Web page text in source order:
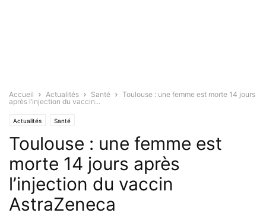
Accueil Actualités Santé
Toulouse : une femme est morte 14 jours
après l’injection du vaccin...
Actualités Santé
Toulouse : une femme est
morte 14 jours après
l’injection du vaccin
AstraZeneca